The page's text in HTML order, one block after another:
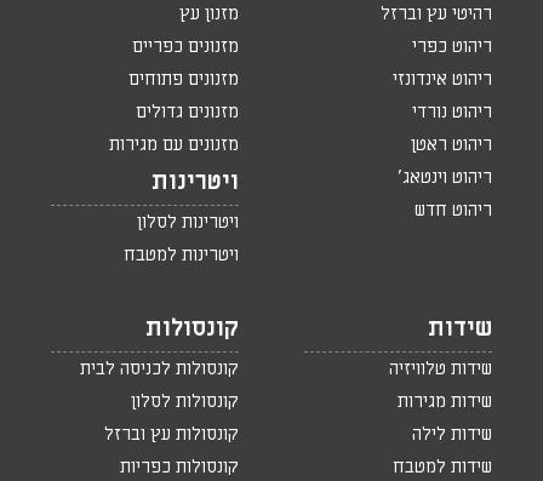
רהיטי עץ וברזל
ריהוט כפרי
ריהוט אינדונזי
ריהוט נורדי
ריהוט ראטן
ריהוט וינטאג'
ריהוט חדש
מזנון עץ
מזנונים כפריים
מזנונים פתוחים
מזנונים גדולים
מזנונים עם מגירות
ויטרינות
ויטרינות לסלון
ויטרינות למטבח
שידות
שידות טלוויזיה
שידות מגירות
שידות לילה
שידות למטבח
קונסולות
קונסולות לכניסה לבית
קונסולות לסלון
קונסולות עץ וברזל
קונסולות כפריות